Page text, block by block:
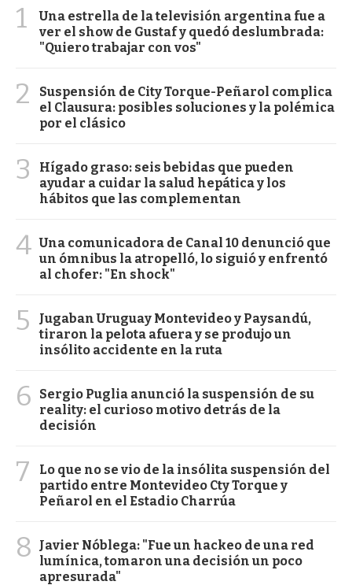
1
Una estrella de la televisión argentina fue a
ver el show de Gustaf y quedó deslumbrada:
"Quiero trabajar con vos"
2
Suspensión de City Torque-Peñarol complica
el Clausura: posibles soluciones y la polémica
por el clásico
3
Hígado graso: seis bebidas que pueden
ayudar a cuidar la salud hepática y los
hábitos que las complementan
4 Una comunicadora de Canal 10 denunció que
un ómnibus la atropelló, lo siguió y enfrentó
al chofer: "En shock"
5
Jugaban Uruguay Montevideo y Paysandú,
tiraron la pelota afuera y se produjo un
insólito accidente en la ruta
6
Sergio Puglia anunció la suspensión de su
reality: el curioso motivo detrás de la
decisión
7
Lo que no se vio de la insólita suspensión del
partido entre Montevideo Cty Torque y
Peñarol en el Estadio Charrúa
8
Javier Nóblega: "Fue un hackeo de una red
lumínica, tomaron una decisión un poco
apresurada"